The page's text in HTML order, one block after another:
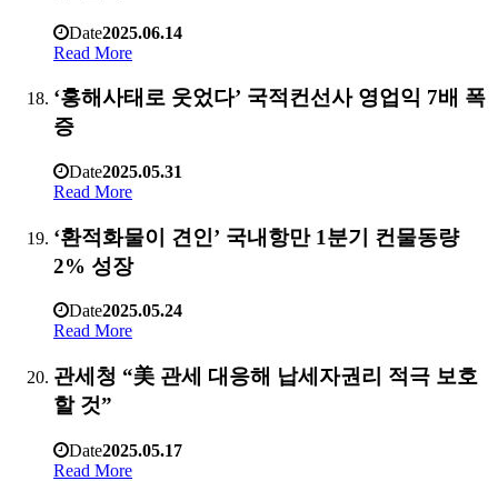
Date2025.06.14
Read More
‘홍해사태로 웃었다’ 국적컨선사 영업익 7배 폭
증
Date2025.05.31
Read More
‘환적화물이 견인’ 국내항만 1분기 컨물동량
2% 성장
Date2025.05.24
Read More
관세청 “美 관세 대응해 납세자권리 적극 보호
할 것”
Date2025.05.17
Read More